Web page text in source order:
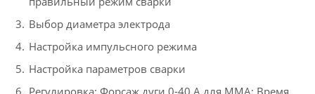
Выбор диаметра электрода
Настройка импульсного режима
Настройка параметров сварки